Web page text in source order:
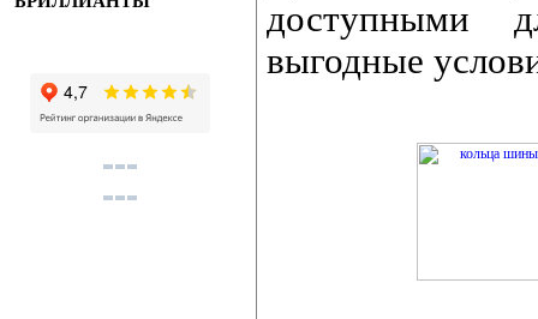
доступными
выгодные